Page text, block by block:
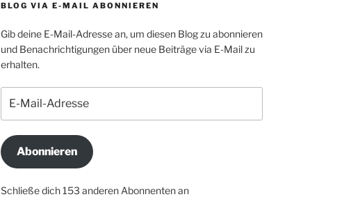
BLOG VIA E-MAIL ABONNIEREN
Gib deine E-Mail-Adresse an, um diesen Blog zu abonnieren
und Benachrichtigungen über neue Beiträge via E-Mail zu
erhalten.
Mail-
Adresse
Abonnieren
Schließe dich 153 anderen Abonnenten an